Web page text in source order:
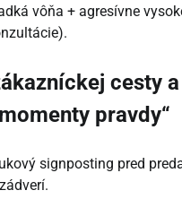
vôňa + agresívne
cesty a
pravdy“
signposting pred